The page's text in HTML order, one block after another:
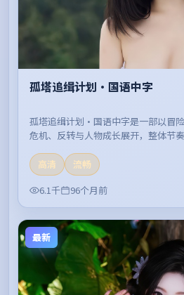
孤塔追缉计划·国语中字
孤塔追缉计划·国语中字是一部以冒
危机、反转与人物成长展开，整体节
高清
流畅
6.1千
96个月前
最新